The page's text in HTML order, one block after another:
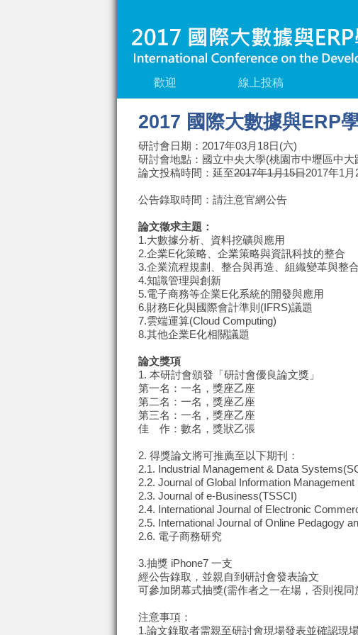
歡迎 線上投稿
2017 國際大數據與ERP
研討會日期：2017年03月18日(六)
研討會地點：國立中央大學(桃園市中壢區中大
論文投稿時間：延至2017年1月15日2017年1月
公告錄取時間：請注意官網公告
論文徵求主題：
1.大數據分析、資料挖礦與應用
2.企業E化策略、企業策略與資訊科技的整合
3.企業流程規劃、整合與再造、組織變革與整
4.知識管理與創新
5.電子商務等企業E化系統的開發與應用
6.財務E化與國際會計準則(IFRS)議題
7.雲端運算(Cloud Computing)
8.其他企業E化相關議題
論文獎項
1. 本研討會頒發「研討會優良論文獎」
第一名：一名，獎座乙座
第二名：一名，獎座乙座
第三名：一名，獎座乙座
佳 作：數名，獎狀乙張
2. 得獎論文將可推薦至以下期刊：
2.1. Industrial Management & Data
2.2. Journal of Global Information
2.3. Journal of e-Business(TSSCI)
2.4. International Journal of Electronic
2.5. International Journal of Online Pedagogy
2.6. 電子商務研究
3.抽獎 iPhone7 一支
經公告錄取，並親自到研討會發表論文
可參加閉幕式抽獎(需作者之一在場，否則視同
注意事項：
1.論文錄取者需親至研討會現場發表並確認現